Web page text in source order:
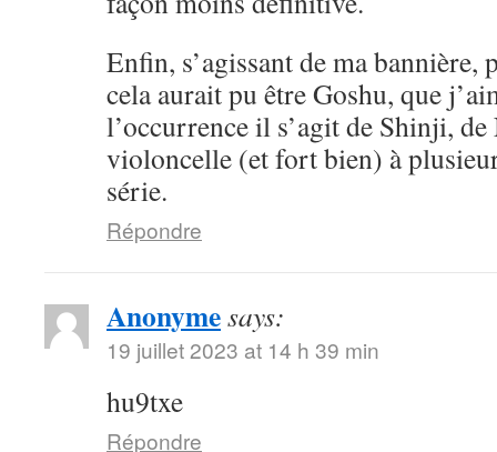
Enfin, s’agissant de ma
cela aurait pu être Goshu, que
l’occurrence il s’agit de Shinji,
violoncelle (et fort bien) à
série.
Répondre
Anonymesays:
19 juillet 2023 at 14 h 39 min
hu9txe
Répondre